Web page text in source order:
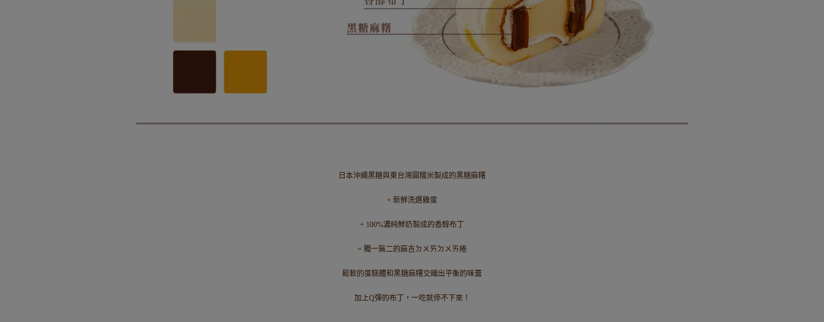
日本沖繩黑糖與東台灣圓糯米製成的黑糖麻糬
+ 新鮮洗選雞蛋
+ 100%濃純鮮奶製成的香醇布丁
= 獨一無二的麻吉ㄉㄨㄞㄉㄨㄞ捲
鬆軟的蛋糕體和黑糖麻糬交織出平衡的味蕾
加上Q彈的布丁，一吃就停不下來！